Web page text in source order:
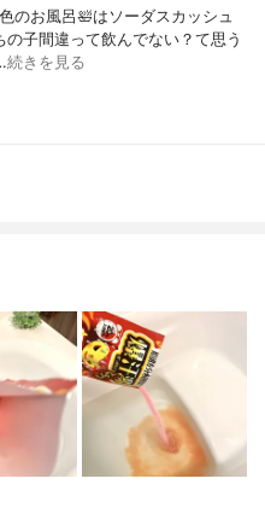
のお風呂🛀はソーダスカッシュ
子間違って飲んでない？て思う
続きを見る